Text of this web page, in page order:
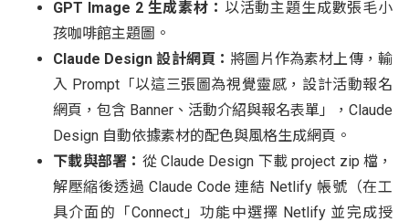
GPT Image 2 生成素材： 以活動主題生成數張毛小
孩咖啡館主題圖。
Claude Design 設計網頁： 將圖片作為素材上傳，輸
入 Prompt「以這三張圖為視覺靈感，設計活動報名
網頁，包含 Banner、活動介紹與報名表單」，Claude
Design 自動依據素材的配色與風格生成網頁。
下載與部署： 從 Claude Design 下載 project zip 檔，
解壓縮後透過 Claude Code 連結 Netlify 帳號（在工
具介面的「Connect」功能中選擇 Netlify 並完成授